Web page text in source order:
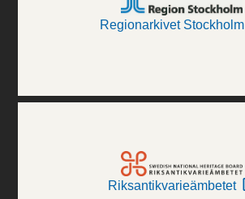
Regionarkivet Stockholm
Riksantikvarieämbetet